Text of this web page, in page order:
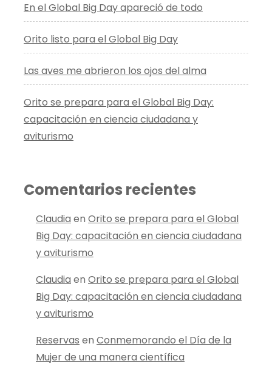
En el Global Big Day apareció de todo
Orito listo para el Global Big Day
Las aves me abrieron los ojos del alma
Orito se prepara para el Global Big Day:
capacitación en ciencia ciudadana y
aviturismo
Comentarios recientes
Claudia en Orito se prepara para el Global
Big Day: capacitación en ciencia ciudadana
y aviturismo
Claudia en Orito se prepara para el Global
Big Day: capacitación en ciencia ciudadana
y aviturismo
Reservas en Conmemorando el Día de la
Mujer de una manera científica